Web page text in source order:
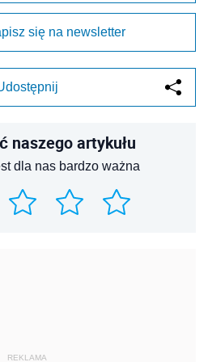
się na newsletter
naszego artykułu
dla nas bardzo ważna
REKLAMA